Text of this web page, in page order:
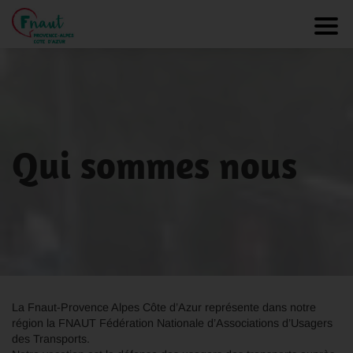
Panneau de gestion des cookies
Qui sommes nous
La Fnaut-Provence Alpes Côte d’Azur représente dans notre
région la FNAUT Fédération Nationale d’Associations d’Usagers
des Transports.